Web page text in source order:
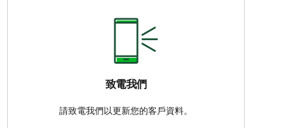
致電我們
請致電我們以更新您的客戶資料。